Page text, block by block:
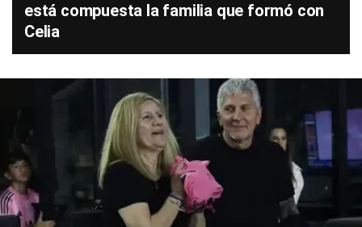
está compuesta la familia que formó con
Celia